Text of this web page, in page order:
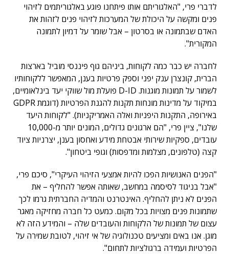
לדברי פרי, "האלגוריתם אותו פיתחנו פוגע באלגוריתמים לזיהוי
פנים ומקשה על היכולת של המערכות לזיהוי פנים לזהות את
האדם שבתמונה או בסרטון – אבל שומר על דמיון לתמונה
המקורית".
לחברה יש כבר כמה לקוחות, ביניהם גוף פיננסי מוביל בארצות
הברית, קונצרן ענק יפני וספק פרטיות בענן, המאפשר ללקוחותיו
לשמור על תמונות מוגנות. D-ID פועלת מול שווקי יעד בינלאומיים,
במיקוד על מדינות מונחות תקנות להגנת הפרטיות (דוגמת GDPR
באירופה, התקנות היפניות ואלה האמריקניות). "לקוחות היעד
שלנו", ציין פרי, "הם ארגונים גדולים, המונים יותר מ-10,000
עובדים, ספקיות שירותי אבטחת מידע ואחסון בענן, יצרניות ציוד
קצה (טלפונים, מצלמות ומדפסות) וגופי ביטחון".
"הפנים האנושיות הפכו להיות אמצעי הזיהוי העיקרי", סיכם פרי,
"אבל בניגוד לסיסמה במחשב, שאותה אפשר להחליף – את
הפנים לא ניתן להחליף. האינטרנט והמדיה החברתית גרמו לכך
שתמונות פנים מצויות בכל מקום. כמעט כל חברה מחזיקה מאגר
עצום של תמונות של הלקוחות והעובדים שלה – והמידע הזה לא
מוגן. אנו באים ומציעים טכנולוגיה של אי זיהוי, לטובת שמירה על
הפרטיות ועמידה ברגולציות לתחום".